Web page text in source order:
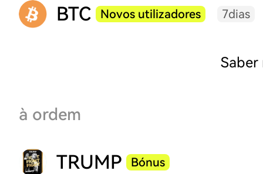
BTC Novos utilizadores 7dias
Saber
à ordem
TRUMP Bónus